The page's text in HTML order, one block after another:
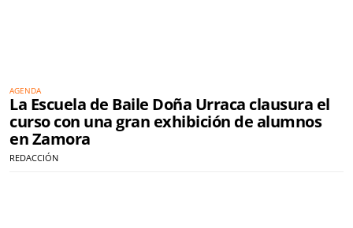
AGENDA
La Escuela de Baile Doña Urraca clausura el
curso con una gran exhibición de alumnos
en Zamora
REDACCIÓN